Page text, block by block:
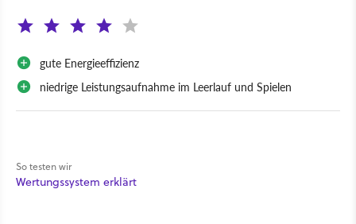
gute Energieeffizienz
niedrige Leistungsaufnahme im Leerlauf und Spielen
So testen wir
Wertungssystem erklärt